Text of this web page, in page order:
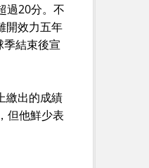
過20分。不
開效力五年
結束後宣
繳出的成績
但他鮮少表